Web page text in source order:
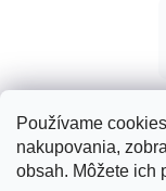
Používame
nakupovania,
obsah. Môžete ich